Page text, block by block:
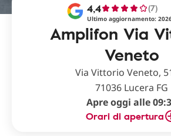
Amplifon Via
Veneto
4,4 (7)
Ultimo aggiornamento:
Via Vittorio Veneto,
71036 Lucera FG
Apre oggi alle
Orari di apertura